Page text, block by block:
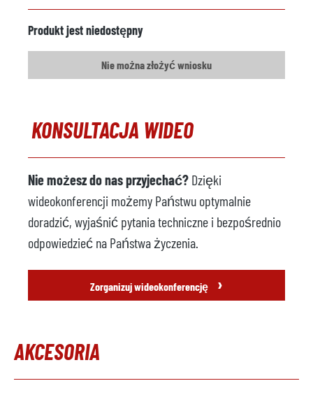
Produkt jest niedostępny
Nie można złożyć wniosku
KONSULTACJA WIDEO
Nie możesz do nas przyjechać? Dzięki
wideokonferencji możemy Państwu optymalnie
doradzić, wyjaśnić pytania techniczne i bezpośrednio
odpowiedzieć na Państwa życzenia.
Zorganizuj wideokonferencję ›
AKCESORIA